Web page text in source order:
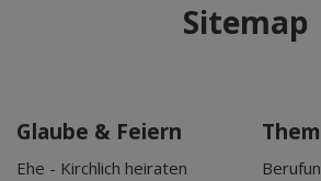
Sitemap
Glaube & Feiern
Ehe - Kirchlich heiraten